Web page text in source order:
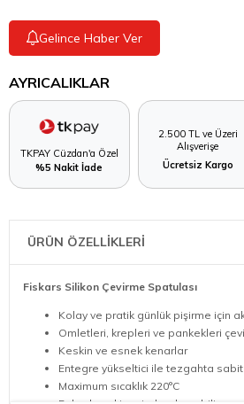
Gelince Haber Ver
AYRICALIKLAR
TKPAY Cüzdan'a Özel
%5 Nakit İade
2.500 TL ve Üzeri
Alışverişe
Ücretsiz Kargo
ÜRÜN ÖZELLİKLERİ
Fiskars Silikon Çevirme Spatulası
Kolay ve pratik günlük pişirme için
Omletleri, krepleri ve pankekleri
Keskin ve esnek kenarlar
Entegre yükseltici ile tezgahta
Maximum sıcaklık 220°C